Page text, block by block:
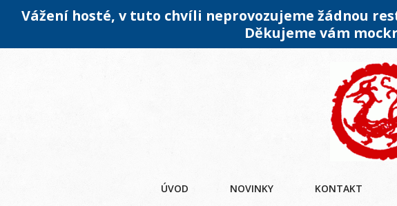
Vážení hosté, v tuto chvíli neprovozujeme žádnou
Děkujeme vám
ÚVOD NOVINKY KONTAKT